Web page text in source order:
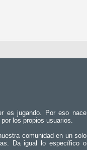
es jugando. Por eso nace
los propios usuarios.
comunidad en un solo
Da igual lo específico o